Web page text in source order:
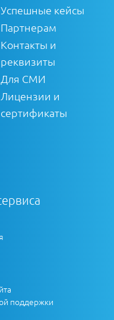
Успешные кейсы
Партнерам
Контакты и
реквизиты
Для СМИ
Лицензии и
сертификаты
поддержки